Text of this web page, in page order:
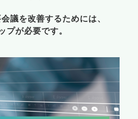
議を改善するためには、
プが必要です。